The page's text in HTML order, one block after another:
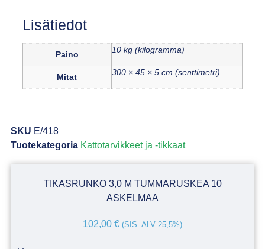
Lisätiedot
Paino 10 kg (kilogramma)
Mitat 300 × 45 × 5 cm (senttimetri)
SKU E/418
Tuotekategoria Kattotarvikkeet ja -tikkaat
TIKASRUNKO 3,0 M TUMMARUSKEA 10
ASKELMAA
102,00 € (SIS. ALV 25,5%)